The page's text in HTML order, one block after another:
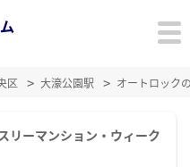
区 大濠公園駅 オートロック
リーマンション・ウィーク